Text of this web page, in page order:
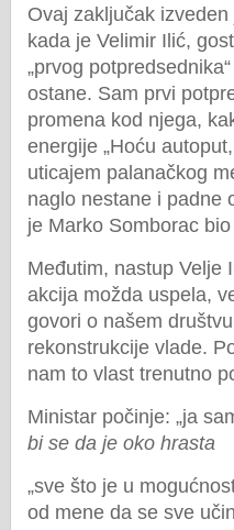
Ovaj zaključak
kada je Velimir Ilić,
„prvog
ostane. Sam prvi
promena kod njega,
energije „Hoću
uticajem palanačkog
naglo nestane i padne
je Marko Somborac bio
Međutim, nastup Velje
akcija možda uspela,
govori o našem
rekonstrukcije vlade.
nam to vlast trenutno
Ministar počinje: „ja
bi se da je oko hrasta
„sve što je u
od mene da se sve